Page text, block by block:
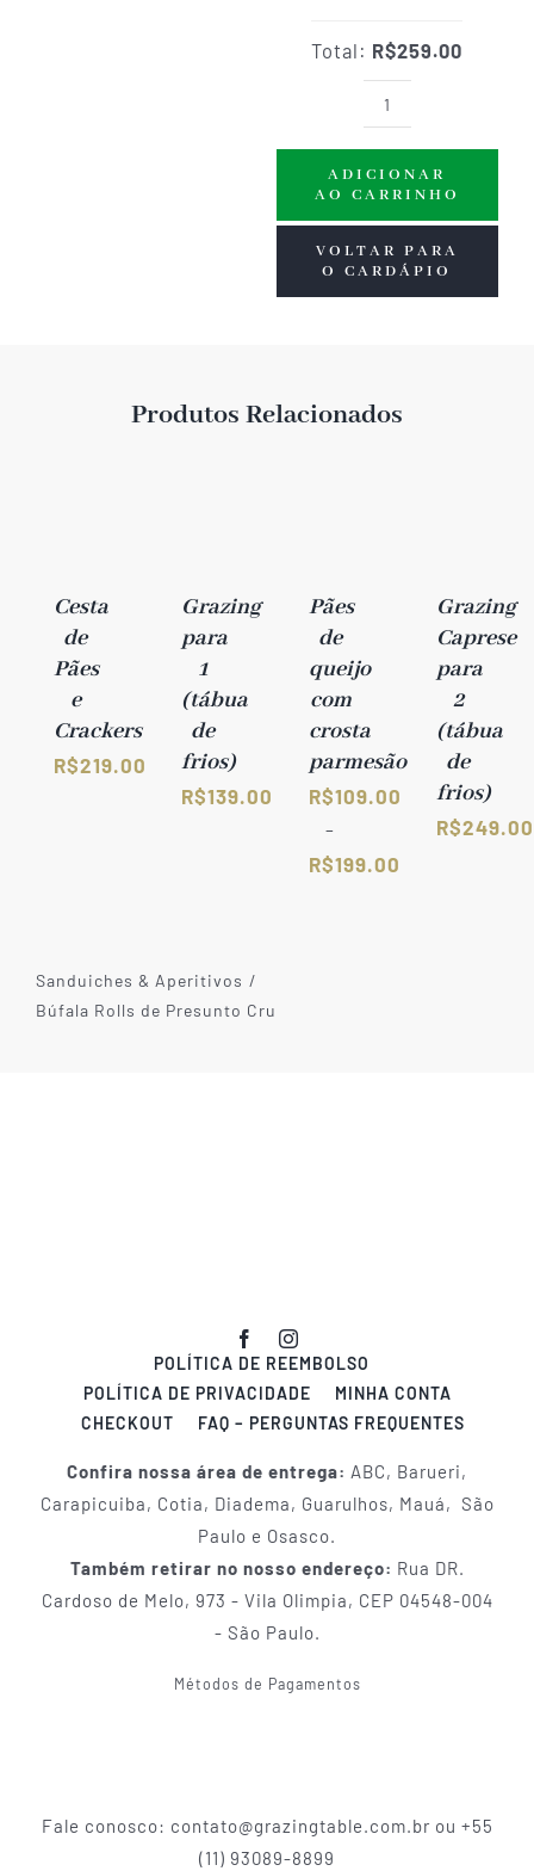
Total: R$259.00
Búfala
Rolls
de
Cru
quantidade
ADICIONAR
AO CARRINHO
VOLTAR PARA
O CARDÁPIO
Produtos Relacionados
Cesta
de
Pães
e
Crackers
R$219.00
Grazing
para
1
(tábua
de
frios)
R$139.00
Pães
de
queijo
com
crosta
parmesão
R$109.00
–
R$199.00
Grazing
Caprese
para
2
(tábua
de
frios)
R$249.00
Sanduiches & Aperitivos
Búfala Rolls de Presunto Cru
POLÍTICA DE REEMBOLSO
POLÍTICA DE PRIVACIDADE
MINHA CONTA
CHECKOUT
FAQ – PERGUNTAS FREQUENTES
Confira nossa área de entrega: ABC, Barueri,
Carapicuiba, Cotia, Diadema, Guarulhos, Mauá, São
Paulo e Osasco.
Também retirar no nosso endereço: Rua DR.
Cardoso de Melo, 973 - Vila Olimpia, CEP 04548-004
- São Paulo.
Métodos de Pagamentos
Fale conosco: contato@grazingtable.com.br ou +55
(11) 93089-8899